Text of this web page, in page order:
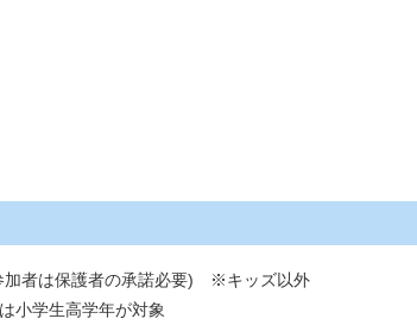
加者は保護者の承諾必要) ※キッズ以外
小学生高学年が対象